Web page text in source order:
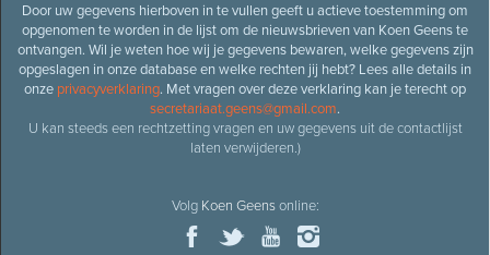
Door uw gegevens hierboven in te vullen geeft u actieve toestemming om
opgenomen te worden in de lijst om de nieuwsbrieven van Koen Geens te
ontvangen. Wil je weten hoe wij je gegevens bewaren, welke gegevens zijn
opgeslagen in onze database en welke rechten jij hebt? Lees alle details in
onze privacyverklaring. Met vragen over deze verklaring kan je terecht op
secretariaat.geens@gmail.com.
U kan steeds een rechtzetting vragen en uw gegevens uit de contactlijst
laten verwijderen.)
Volg Koen Geensonline: